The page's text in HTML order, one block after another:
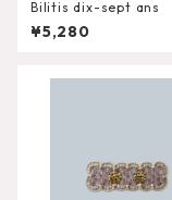
Bilitis dix-sept
on Brooch Misc-
¥5,280